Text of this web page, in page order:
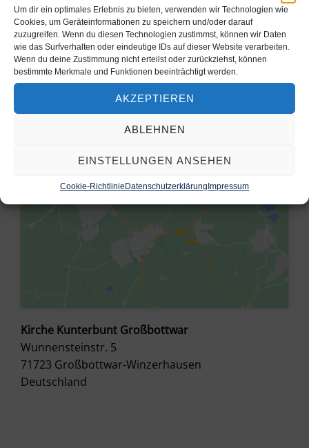
Um dir ein optimales Erlebnis zu bieten, verwenden wir Technologien wie
Cookies, um Geräteinformationen zu speichern und/oder darauf
zuzugreifen. Wenn du diesen Technologien zustimmst, können wir Daten
wie das Surfverhalten oder eindeutige IDs auf dieser Website verarbeiten.
Wenn du deine Zustimmung nicht erteilst oder zurückziehst, können
bestimmte Merkmale und Funktionen beeinträchtigt werden.
AKZEPTIEREN
ABLEHNEN
EINSTELLUNGEN ANSEHEN
Cookie-Richtlinie Datenschutzerklärung Impressum
Klicke hier, um Marketing-Cookies
zu akzeptieren und diesen Inhalt zu
aktivieren
Kirche Kunterbunt Großbottwar
Wunnensteinstr. 5
71723 Großbottwar-Winzerhausen
Deutschland